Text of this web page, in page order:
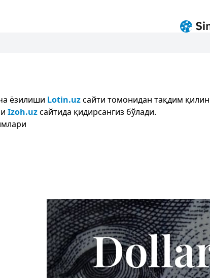
ёзилиши Lotin.uzсайти томонидан тақдим
Izoh.uzсайтида қидирсангиз бўлади.